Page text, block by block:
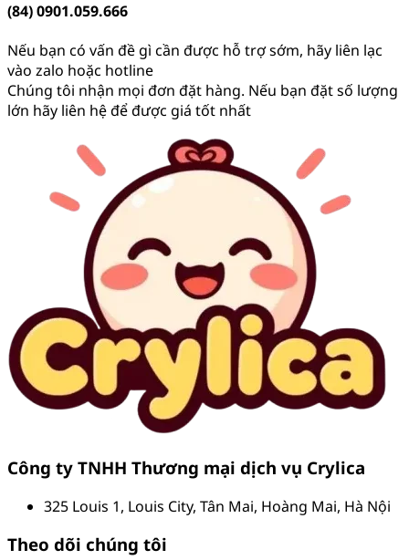
(84) 0901.059.666
Nếu bạn có vấn đề gì cần được hỗ trợ sớm, hãy liên lạc
vào zalo hoặc hotline
Chúng tôi nhận mọi đơn đặt hàng. Nếu bạn đặt số lượng
lớn hãy liên hệ để được giá tốt nhất
Công ty TNHH Thương mại dịch vụ Crylica
325 Louis 1, Louis City, Tân Mai, Hoàng Mai, Hà Nội
Theo dõi chúng tôi